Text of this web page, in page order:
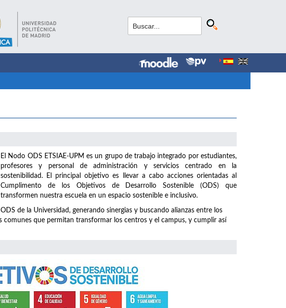
El Nodo ODS ETSIAE-UPM es un grupo de trabajo integrado por estudiantes,
profesores y personal de administración y servicios centrado en la
sostenibilidad. El principal objetivo es llevar a cabo acciones orientadas al
Cumplimento de los Objetivos de Desarrollo Sostenible (ODS) que
transformen nuestra escuela en un espacio sostenible e inclusivo.
de la Universidad, generando sinergias y buscando alianzas entre los
que permitan transformar los centros y el campus, y cumplir así